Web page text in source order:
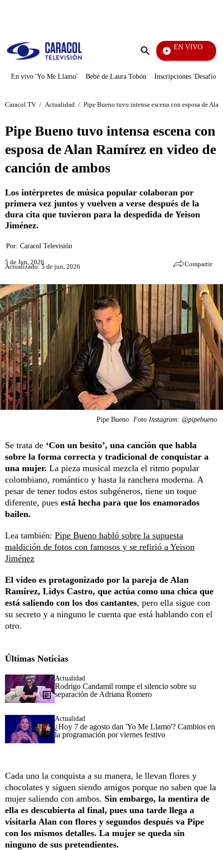
Enviar
EN VIVO
La
En vivo 'Yo Me Llamo' Bebé de Laura Tobón Inscripciones 'Desafío'
Caracol TV / Actualidad / Pipe Bueno tuvo intensa escena con esposa de
Pipe Bueno tuvo intensa escena con
esposa de Alan Ramírez en video de
canción de ambos
Los intérpretes de música popular colaboran por
primera vez juntos y vuelven a verse después de la
dura cita que tuvieron para la despedida de Yeison
Jiménez.
Por: Caracol Televisión
5 de Jun, 2026
Actualizado: 5 de jun, 2026 Compartir
Pipe Bueno Foto Instagram: @pipebueno
Se trata de ‘Con un besito’, una canción que habla
sobre la forma correcta y tradicional de conquistar a
una mujer. La pieza musical mezcla el ritmo popular
colombiano, romántico y hasta la ranchera moderna. A
pesar de tener todos estos subgéneros, tiene un toque
diferente, pues está hecha para que los enamorados
bailen.
Lea también: Pipe Bueno habló sobre la supuesta
maldición de fotos con famosos y se refirió a Yeison
Jiménez
El video es protagonizado por la pareja de Alan
Ramírez, Lidys Castro, que actúa como una chica que
está saliendo con los dos cantantes, pero ella sigue con
su secreto y a ninguno le cuenta que está hablando con el
otro.
Últimas Noticias
Actualidad
Rodrigo Candamil rompe el silencio sobre su
separación de Adriana Romero
Actualidad
¿Hoy 7 de agosto dan 'Yo Me Llamo'? Cambios en
la programación por viernes festivo
Cada uno la conquista a su manera, le llevan flores y
chocolates y siguen siendo amigos porque no saben que la
mujer saliendo con ambos. Sin embargo, la mentira de
ella es descubierta al final, pues una tarde llega a
visitarla Alan con flores y segundos después va Pipe
con los mismos detalles. La mujer se queda sin
ninguno de sus pretendientes.